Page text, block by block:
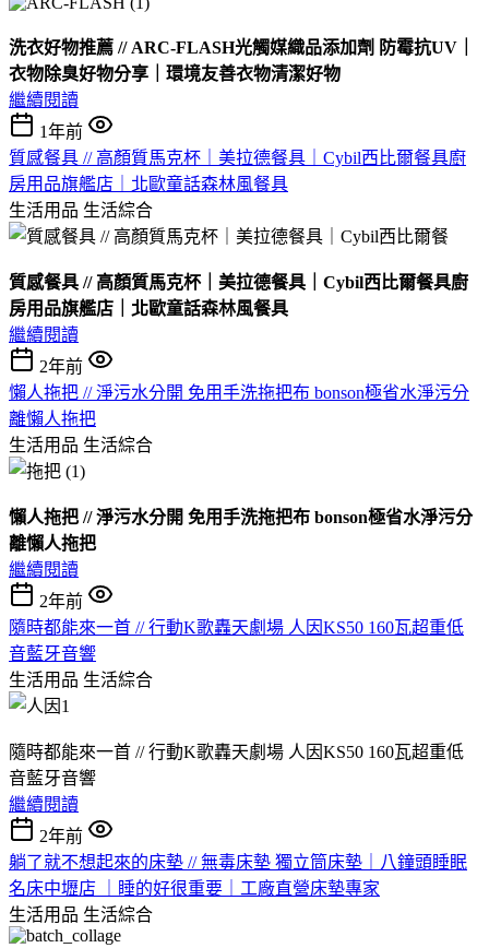
洗衣好物推薦 // ARC-FLASH光觸媒織品添加劑 防霉抗UV｜
衣物除臭好物分享｜環境友善衣物清潔好物
繼續閱讀
1年前
質感餐具 // 高顏質馬克杯｜美拉德餐具｜Cybil西比爾餐具廚
房用品旗艦店｜北歐童話森林風餐具
生活用品 生活綜合
質感餐具 // 高顏質馬克杯｜美拉德餐具｜Cybil西比爾餐具廚
房用品旗艦店｜北歐童話森林風餐具
繼續閱讀
2年前
懶人拖把 // 淨污水分開 免用手洗拖把布 bonson極省水淨污分
離懶人拖把
生活用品 生活綜合
懶人拖把 // 淨污水分開 免用手洗拖把布 bonson極省水淨污分
離懶人拖把
繼續閱讀
2年前
隨時都能來一首 // 行動K歌轟天劇場 人因KS50 160瓦超重低
音藍牙音響
生活用品 生活綜合
隨時都能來一首 // 行動K歌轟天劇場 人因KS50 160瓦超重低
音藍牙音響
繼續閱讀
2年前
躺了就不想起來的床墊 // 無毒床墊 獨立筒床墊｜八鐘頭睡眠
名床中壢店 ｜睡的好很重要｜工廠直營床墊專家
生活用品 生活綜合